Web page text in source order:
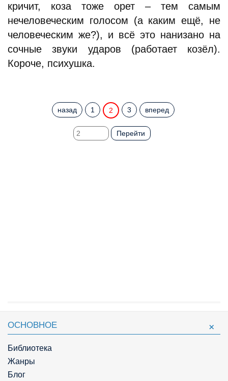
кричит, коза тоже орет – тем самым
нечеловеческим голосом (а каким ещё, не
человеческим же?), и всё это нанизано на
сочные звуки ударов (работает козёл).
Короче, психушка.
назад 1 2 3 вперед
Перейти
ОСНОВНОЕ
Библиотека
Жанры
Блог